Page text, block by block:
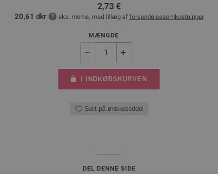
2,73 €
20,61 dkr eks. moms, med tillæg af forsendelsesomkostninger
MÆNGDE
I INDKØBSKURVEN
Sæt på ønskeseddel
DEL DENNE SIDE